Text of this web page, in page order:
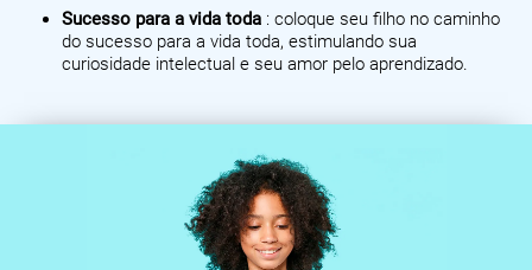
Sucesso para a vida toda : coloque seu filho no caminho
do sucesso para a vida toda, estimulando sua
curiosidade intelectual e seu amor pelo aprendizado.